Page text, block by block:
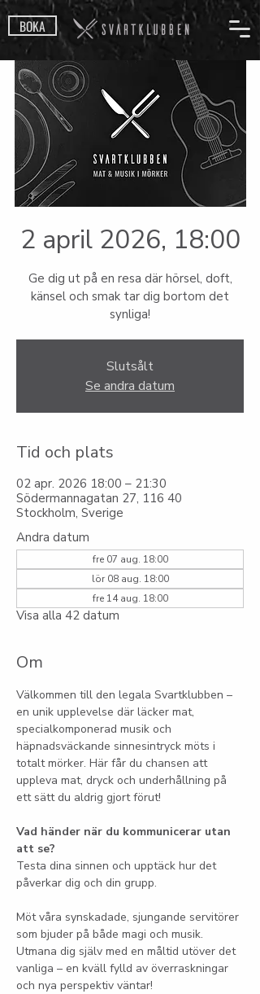
BOKA
2 april 2026, 18:00
Ge dig ut på en resa där hörsel, doft,
känsel och smak tar dig bortom det
synliga!
Slutsålt
Se andra datum
Tid och plats
02 apr. 2026 18:00 – 21:30
Södermannagatan 27, 116 40
Stockholm, Sverige
Andra datum
fre 07 aug. 18:00
lör 08 aug. 18:00
fre 14 aug. 18:00
Visa alla 42 datum
Om
Välkommen till den legala Svartklubben –
en unik upplevelse där läcker mat,
specialkomponerad musik och
häpnadsväckande sinnesintryck möts i
totalt mörker. Här får du chansen att
uppleva mat, dryck och underhållning på
ett sätt du aldrig gjort förut!
Vad händer när du kommunicerar utan
att se?
Testa dina sinnen och upptäck hur det
påverkar dig och din grupp.
Möt våra synskadade, sjungande servitörer
som bjuder på både magi och musik.
Utmana dig själv med en måltid utöver det
vanliga – en kväll fylld av överraskningar
och nya perspektiv väntar!